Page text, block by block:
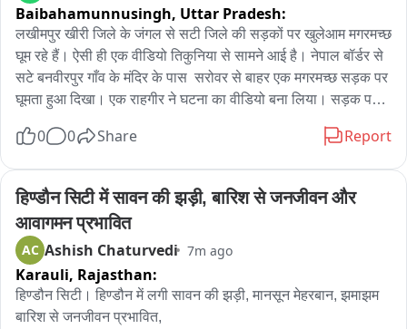
Baibahamunnusingh, Uttar Pradesh:
लखीमपुर खीरी जिले के जंगल से सटी जिले की सड़कों पर खुलेआम मगरमच्छ
घूम रहे हैं। ऐसी ही एक वीडियो तिकुनिया से सामने आई है। नेपाल बॉर्डर से
सटे बनवीरपुर गाँव के मंदिर के पास  सरोवर से बाहर एक मगरमच्छ सड़क पर
घूमता हुआ दिखा। एक राहगीर ने घटना का वीडियो बना लिया। सड़क पर
रहा है।
0 0 Share Report
हिण्डौन सिटी में सावन की झड़ी, बारिश से जनजीवन और
आवागमन प्रभावित
AC Ashish Chaturvedi 7m ago
Karauli, Rajasthan:
हिण्डौन सिटी। हिण्डौन में लगी सावन की झड़ी, मानसून मेहरबान, झमाझम
बारिश से जनजीवन प्रभावित,